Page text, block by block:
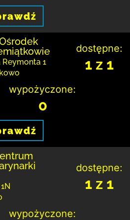
Reymonta 1
dostępne:
1 z 1
wypożyczone:
0
dostępne:
1 z 1
wypożyczone: